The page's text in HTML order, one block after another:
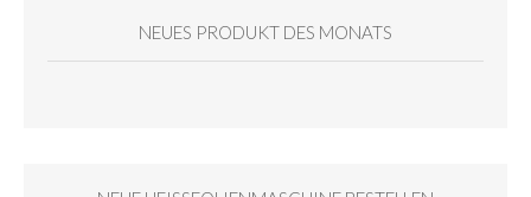
NEUES PRODUKT DES MONATS